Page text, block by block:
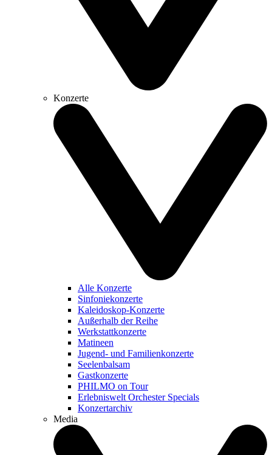
Konzerte
Alle Konzerte
Sinfoniekonzerte
Kaleidoskop-Konzerte
Außerhalb der Reihe
Werkstattkonzerte
Matineen
Jugend- und Familienkonzerte
Seelenbalsam
Gastkonzerte
PHILMO on Tour
Erlebniswelt Orchester Specials
Konzertarchiv
Media